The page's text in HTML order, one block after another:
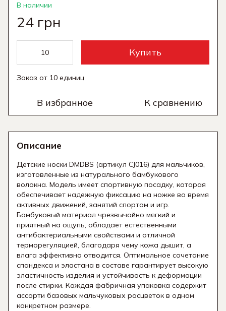
В наличии
24 грн
Купить
Заказ от 10 единиц
В избранное К сравнению
Описание
Детские носки DMDBS (артикул CJ016) для мальчиков,
изготовленные из натурального бамбукового
волокна. Модель имеет спортивную посадку, которая
обеспечивает надежную фиксацию на ножке во время
активных движений, занятий спортом и игр.
Бамбуковый материал чрезвычайно мягкий и
приятный на ощупь, обладает естественными
антибактериальными свойствами и отличной
терморегуляцией, благодаря чему кожа дышит, а
влага эффективно отводится. Оптимальное сочетание
спандекса и эластана в составе гарантирует высокую
эластичность изделия и устойчивость к деформации
после стирки. Каждая фабричная упаковка содержит
ассорти базовых мальчуковых расцветок в одном
конкретном размере.